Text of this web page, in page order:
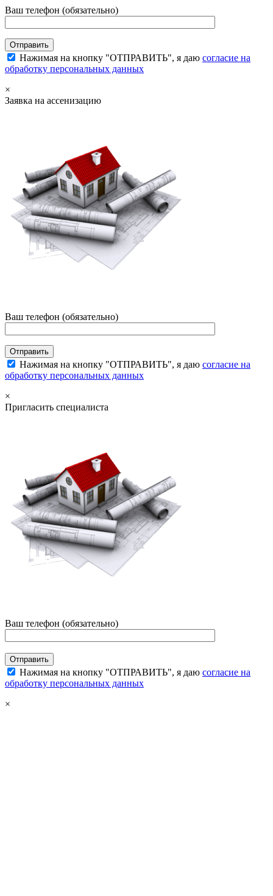
Ваш телефон (обязательно)
Нажимая на кнопку "ОТПРАВИТЬ", я даю согласие на
обработку персональных данных
×
Заявка на ассенизацию
Ваш телефон (обязательно)
Нажимая на кнопку "ОТПРАВИТЬ", я даю согласие на
обработку персональных данных
×
Пригласить специалиста
Ваш телефон (обязательно)
Нажимая на кнопку "ОТПРАВИТЬ", я даю согласие на
обработку персональных данных
×